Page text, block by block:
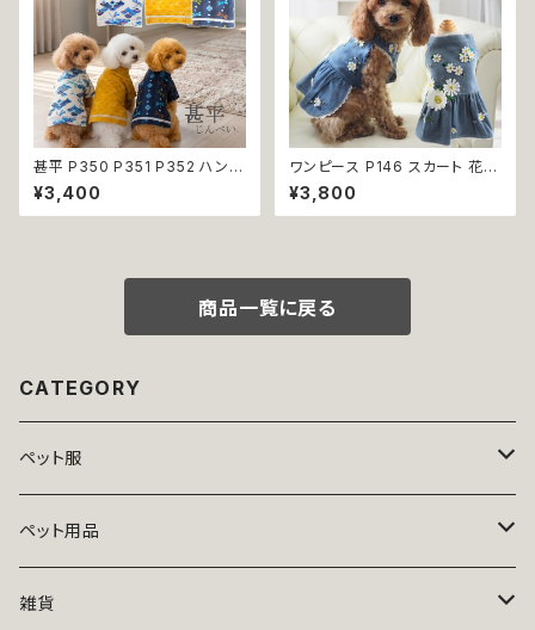
甚平 P350 P351 P352 ハンド
メイド ホワイト ネイビー カラシ
イエロー とんぼ ドッグ ウェア
ドッグウエア 犬 猫 ペット 服 犬
料 返品交換不可
¥3,400
ワンピース P146 スカート 花
ジャンスカ ドッグウエア ドック
ウェア 犬 猫 犬の服 猫の服 do
g ペット 服 小型犬 かわいい お
¥3,800
商品一覧に戻る
CATEGORY
ペット服
トップス
ニット
ボトムス
ペット用品
ベッド
雑貨